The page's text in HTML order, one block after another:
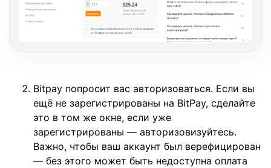
Bitpay попросит вас авторизоваться. Если вы
ещё не зарегистрированы на BitPay, сделайте
это в том же окне, если уже
зарегистрированы — авторизовизуйтесь.
Важно, чтобы ваш аккаунт был верефицирован
— без этого может быть недоступна оплата